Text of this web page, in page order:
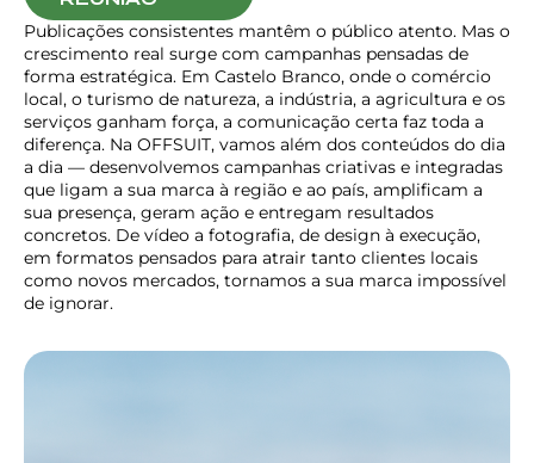
Publicações consistentes mantêm o público atento. Mas o
crescimento real surge com campanhas pensadas de
forma estratégica. Em Castelo Branco, onde o comércio
local, o turismo de natureza, a indústria, a agricultura e os
serviços ganham força, a comunicação certa faz toda a
diferença. Na OFFSUIT, vamos além dos conteúdos do dia
a dia — desenvolvemos campanhas criativas e integradas
que ligam a sua marca à região e ao país, amplificam a
sua presença, geram ação e entregam resultados
concretos. De vídeo a fotografia, de design à execução,
em formatos pensados para atrair tanto clientes locais
como novos mercados, tornamos a sua marca impossível
de ignorar.